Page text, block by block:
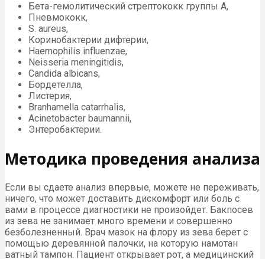
Бета-гемолитический стрептококк группы А,
Пневмококк,
S. aureus,
Коринобактерии дифтерии,
Haemophilis influenzae,
Neisseria meningitidis,
Candida albicans,
Бордетелла,
Листерия,
Branhamella catarrhalis,
Acinetobacter baumannii,
Энтеробактерии.
Методика проведения анализа
Если вы сдаете анализ впервые, можете не переживать,
ничего, что может доставить дискомфорт или боль с
вами в процессе диагностики не произойдет. Бакпосев
из зева не занимает много времени и совершенно
безболезненный. Врач мазок на флору из зева берет с
помощью деревянной палочки, на которую намотан
ватный тампон. Пациент открывает рот, а медицинский